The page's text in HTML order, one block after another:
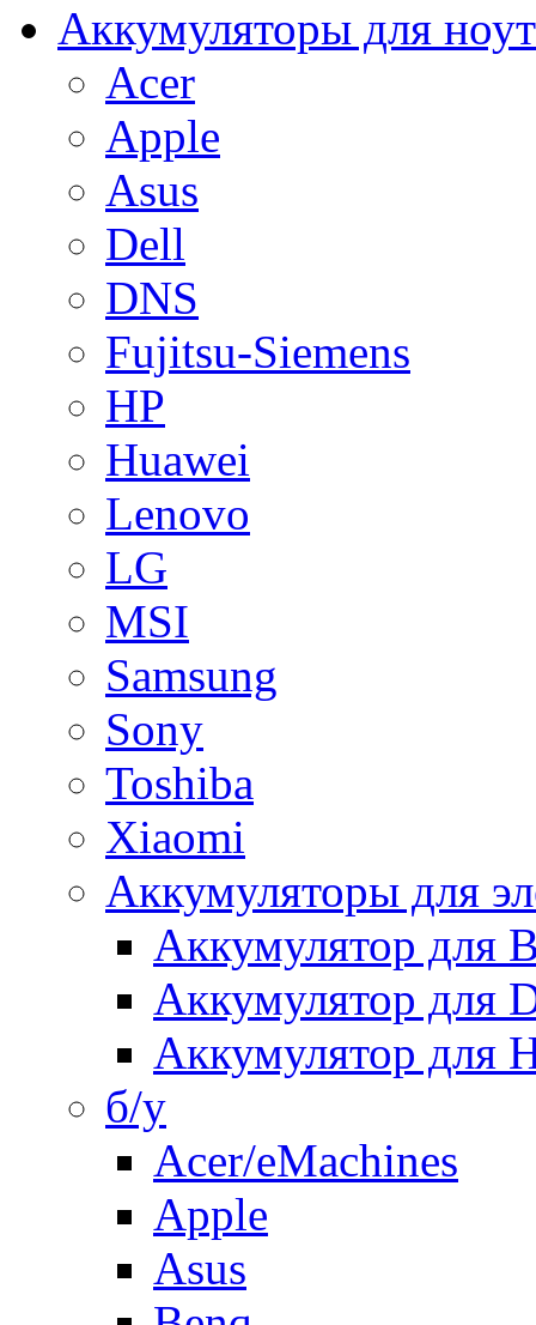
Аккумуляторы для
Acer
Apple
Asus
Dell
DNS
Fujitsu-Siemens
HP
Huawei
Lenovo
LG
MSI
Samsung
Sony
Toshiba
Xiaomi
Аккумуляторы для
Аккумулятор для
Аккумулятор для
Аккумулятор для
б/у
Acer/eMachines
Apple
Asus